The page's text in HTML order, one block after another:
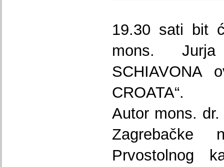
19.30 sati bit
mons.
SCHIAVONA
CROATA“.
Autor mons.
Zagrebačke
Prvostolnog